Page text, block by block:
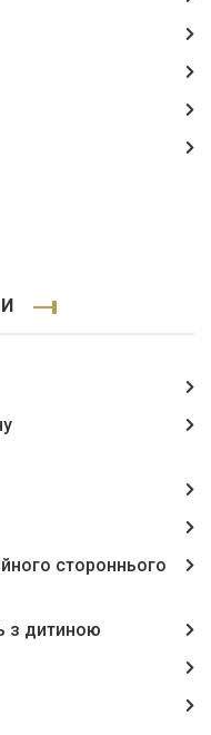
стороннього
з дитиною